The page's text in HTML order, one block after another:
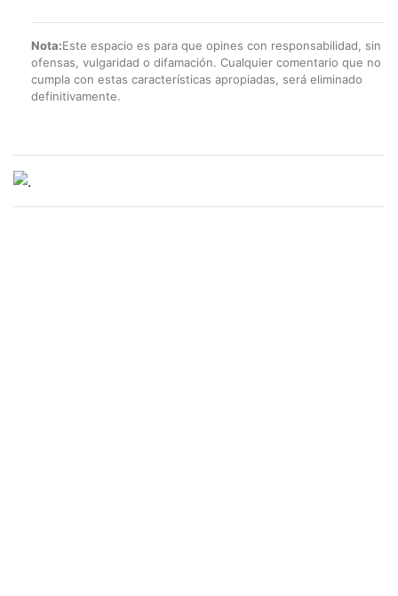
Nota:Este espacio es para que opines con responsabilidad, sin
ofensas, vulgaridad o difamación. Cualquier comentario que no
cumpla con estas características apropiadas, será eliminado
definitivamente.